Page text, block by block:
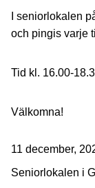
I seniorlokalen
och pingis varje
Tid kl. 16.00-
Välkomna!
11 december,
Seniorlokalen i